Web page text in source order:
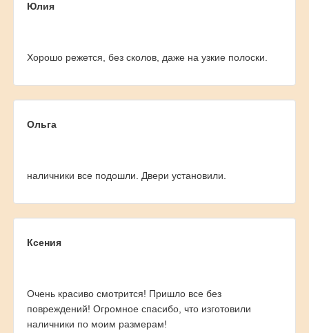
Юлия
Хорошо режется, без сколов, даже на узкие полоски.
Ольга
наличники все подошли. Двери установили.
Ксения
Очень красиво смотрится! Пришло все без
повреждений! Огромное спасибо, что изготовили
наличники по моим размерам!